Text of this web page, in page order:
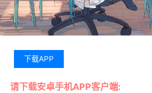
下载APP
请下载安卓手机APP客户端: